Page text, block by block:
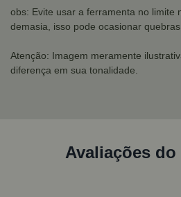
obs: Evite usar a ferramenta no limite
demasia, isso pode ocasionar
Atenção: Imagem meramente
diferença em sua tonalidade.
Avaliações